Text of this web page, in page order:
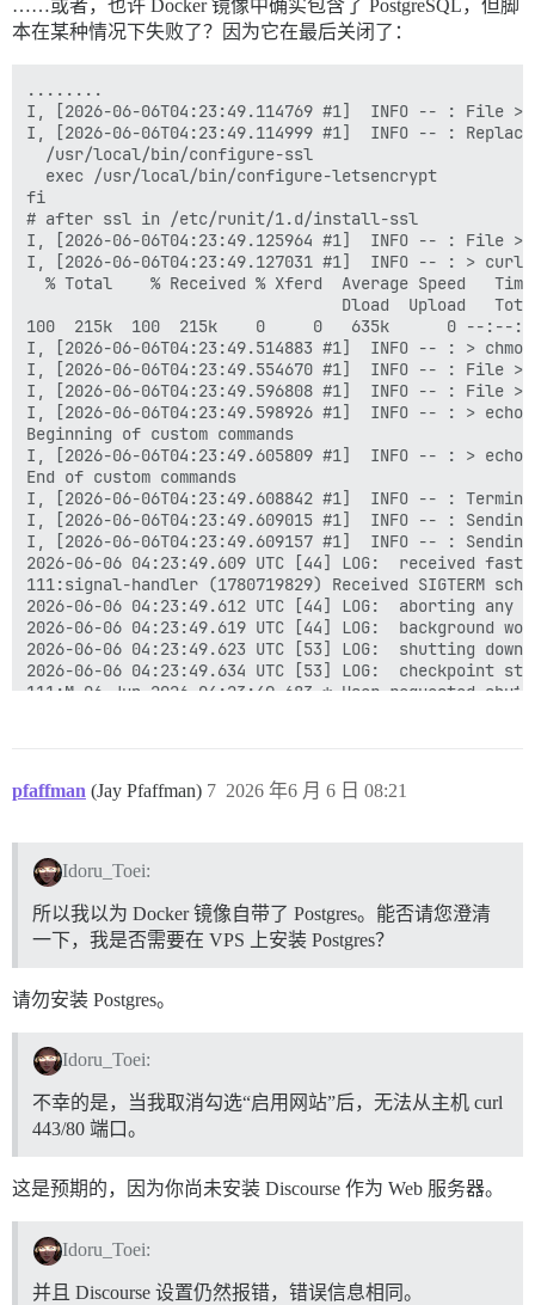
  <title>
metabolism.logophilia.eu &mdash;  Domain
……或者，也许 Docker 镜像中确实包含了 PostgreSQL，但脚
本在某种情况下失败了？因为它在最后关闭了：
........
I, [2026-06-06T04:23:49.114769 #1]  INFO -- :
I, [2026-06-06T04:23:49.114999 #1]  INFO -- :
  /usr/local/bin/configure-ssl
  exec /usr/local/bin/configure-letsencrypt
fi
# after ssl in /etc/runit/1.d/install-ssl
I, [2026-06-06T04:23:49.125964 #1]  INFO -- : File
I, [2026-06-06T04:23:49.127031 #1]  INFO -- : > curl
% Total    % Received % Xferd  Average Speed
Dload  Upload
100  215k  100  215k    0     0   635k      0 --
I, [2026-06-06T04:23:49.514883 #1]  INFO -- : >
I, [2026-06-06T04:23:49.554670 #1]  INFO -- : File
I, [2026-06-06T04:23:49.596808 #1]  INFO -- : File
I, [2026-06-06T04:23:49.598926 #1]  INFO -- : > echo
Beginning of custom commands
I, [2026-06-06T04:23:49.605809 #1]  INFO -- : > echo
End of custom commands
I, [2026-06-06T04:23:49.608842 #1]  INFO -- :
I, [2026-06-06T04:23:49.609015 #1]  INFO -- :
I, [2026-06-06T04:23:49.609157 #1]  INFO -- :
2026-06-06 04:23:49.609 UTC [44] LOG:  received fast
111:signal-handler (1780719829) Received SIGTERM
2026-06-06 04:23:49.612 UTC [44] LOG:  aborting
2026-06-06 04:23:49.619 UTC [44] LOG:
2026-06-06 04:23:49.623 UTC [53] LOG:  shutting down
2026-06-06 04:23:49.634 UTC [53] LOG:  checkpoint
111:M 06 Jun 2026 04:23:49.683 * User requested
2026-06-06 04:23:49.711 UTC [53] LOG:
pfaffman (Jay Pfaffman) 2026 年6 月 6 日 08:21
7
Idoru_Toei:
所以我以为 Docker 镜像自带了 Postgres。能否请您澄清
一下，我是否需要在 VPS 上安装 Postgres？
请勿安装 Postgres。
Idoru_Toei:
不幸的是，当我取消勾选“启用网站”后，无法从主机 curl
443/80 端口。
这是预期的，因为你尚未安装 Discourse 作为 Web 服务器。
Idoru_Toei:
并且 Discourse 设置仍然报错，错误信息相同。